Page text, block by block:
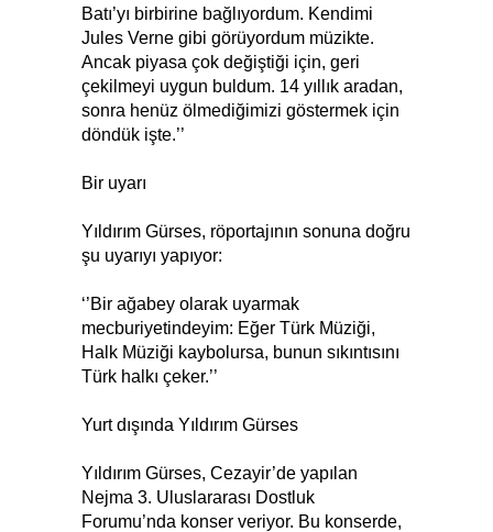
Batı’yı birbirine bağlıyordum. Kendimi
Jules Verne gibi görüyordum müzikte.
Ancak piyasa çok değiştiği için, geri
çekilmeyi uygun buldum. 14 yıllık aradan,
sonra henüz ölmediğimizi göstermek için
döndük işte.’’
Bir uyarı
Yıldırım Gürses, röportajının sonuna doğru
şu uyarıyı yapıyor:
‘’Bir ağabey olarak uyarmak
mecburiyetindeyim: Eğer Türk Müziği,
Halk Müziği kaybolursa, bunun sıkıntısını
Türk halkı çeker.’’
Yurt dışında Yıldırım Gürses
Yıldırım Gürses, Cezayir’de yapılan
Nejma 3. Uluslararası Dostluk
Forumu’nda konser veriyor. Bu konserde,